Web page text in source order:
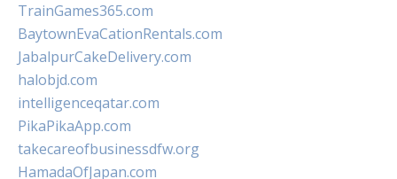
TrainGames365.com
BaytownEvaCationRentals.com
JabalpurCakeDelivery.com
halobjd.com
intelligenceqatar.com
PikaPikaApp.com
takecareofbusinessdfw.org
HamadaOfJapan.com